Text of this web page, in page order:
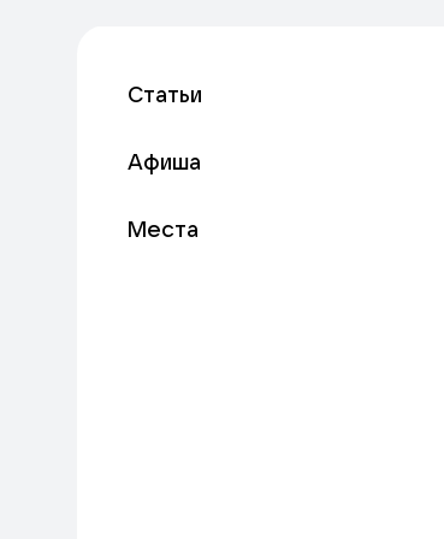
Статьи
Афиша
Места